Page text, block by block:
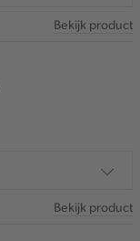
Bekijk product
Bekijk product